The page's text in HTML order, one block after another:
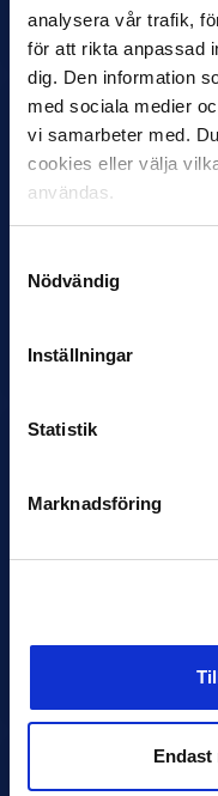
analysera vår trafik,
för att rikta anpassad
dig. Den information
med sociala medier
vi samarbeter med.
cookies eller välja
användas.
Nödvändig
Inställningar
Statistik
Marknadsföring
Endast
Inleder mot…
12 JUNI
Samma vinnare som i…
VM-spelare